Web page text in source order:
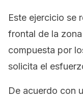
Este ejercicio se
frontal de la
compuesta por
solicita el
De acuerdo con